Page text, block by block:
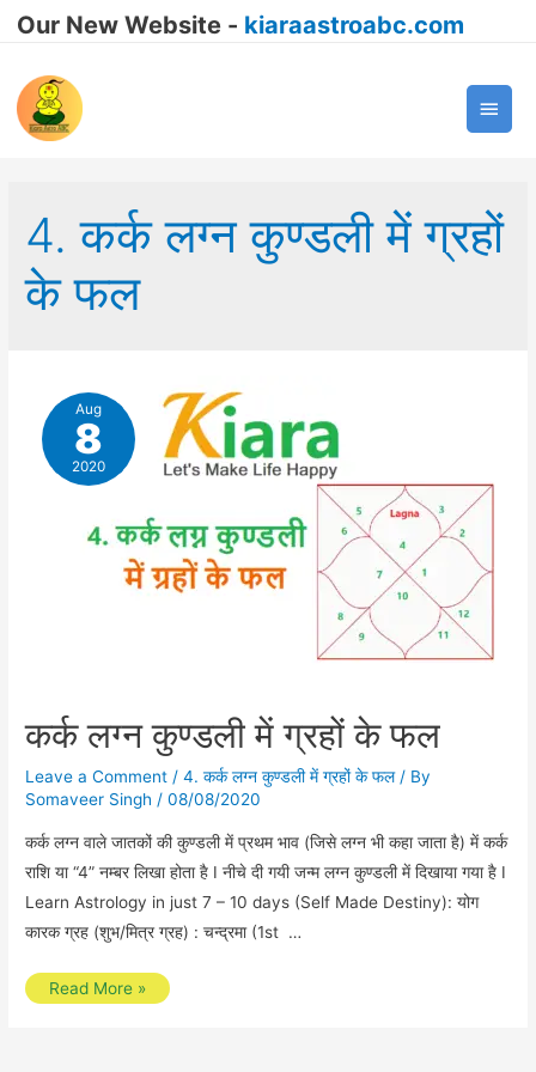
Our New Website - kiaraastroabc.com
Main
4. कर्क लग्न कुण्डली में ग्रहों
के फल
Aug
8
2020
कर्क लग्न कुण्डली में ग्रहों के फल
Leave a Comment /4. कर्क लग्न कुण्डली में ग्रहों के फल/ By
Somaveer Singh /08/08/2020
कर्क लग्न वाले जातकों की कुण्डली में प्रथम भाव (जिसे लग्न भी कहा जाता है) में कर्क
राशि या “4” नम्बर लिखा होता है I नीचे दी गयी जन्म लग्न कुण्डली में दिखाया गया है I
Learn Astrology in just 7 – 10 days (Self Made Destiny): योग
कारक ग्रह (शुभ/मित्र ग्रह) : चन्द्रमा (1st …
कर्क
Read More »